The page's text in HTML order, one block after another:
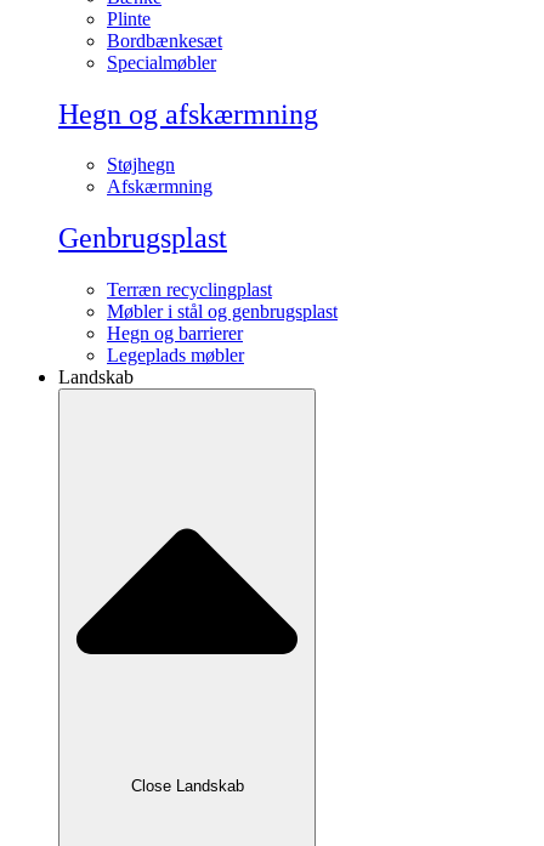
Plinte
Bordbænkesæt
Specialmøbler
Hegn og afskærmning
Støjhegn
Afskærmning
Genbrugsplast
Terræn recyclingplast
Møbler i stål og genbrugsplast
Hegn og barrierer
Legeplads møbler
Landskab
Close Landskab